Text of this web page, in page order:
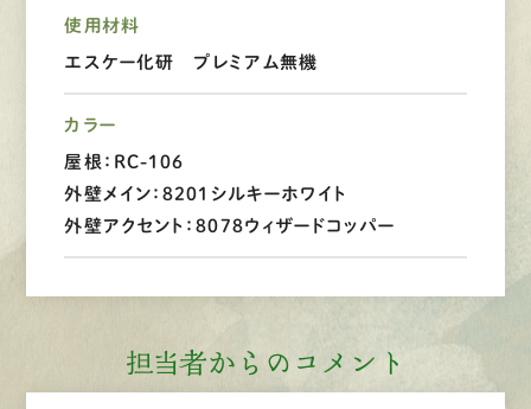
使用材料
エスケー化研 プレミアム無機
カラー
屋根：RC-106
外壁メイン：8201シルキーホワイト
外壁アクセント：8078ウィザードコッパー
担当者からのコメント